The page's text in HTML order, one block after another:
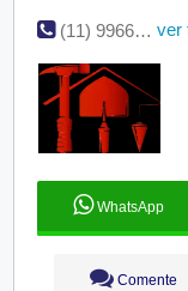
(11) 99662-1191 | (11) 98177-7677
ver
WhatsApp
Comente